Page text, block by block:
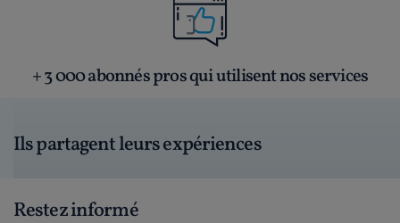
+ 3 000 abonnés pros qui utilisent nos services
Ils partagent leurs expériences
Restez informé